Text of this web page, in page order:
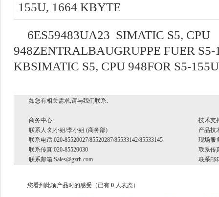
155U, 1664 KBYTE
6ES59483UA23 SIMATIC S5, CPU
948ZENTRALBAUGRUPPE FUER
KBSIMATIC S5, CPU 948FOR S5-
如您有相关需求,请与我们联系:
商务中心:
技术支
联系人:刘小姐/李小姐 (商务部)
产品技
联系电话:020-85520027/85520287/85533142/85533145
现场服
联系传真:020-85520030
联系传
联系邮箱:Sales@gzrh.com 联系邮
您看到此项产品时的感受 （已有 0 人表态）